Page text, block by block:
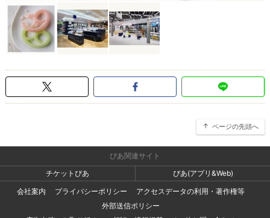
ページの先頭へ
ぴあ関連サイト
チケットぴあ
ぴあ(アプリ&Web)
会社案内
プライバシーポリシー
アクセスデータの利用・著作権等
外部送信ポリシー